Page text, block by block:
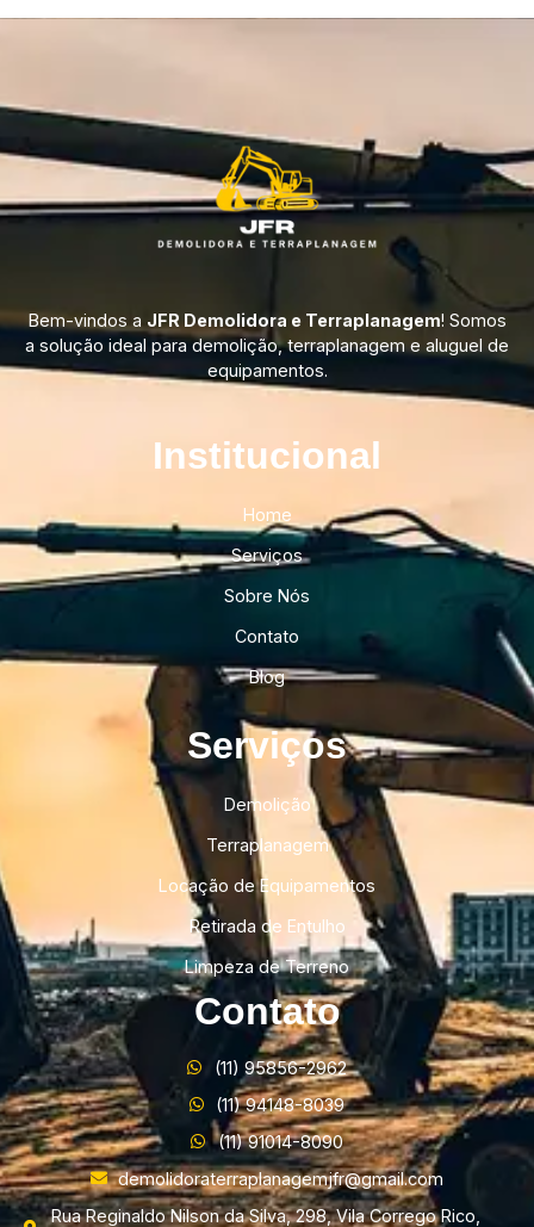
Bem-vindos a JFR Demolidora e Terraplanagem! Somos
a solução ideal para demolição, terraplanagem e aluguel de
equipamentos.
Institucional​
Home
Serviços
Sobre Nós
Contato
Blog
Serviços
Demolição
Terraplanagem
Locação de Equipamentos
Retirada de Entulho
Limpeza de Terreno
Contato
(11) 95856-2962
(11) 94148-8039
(11) 91014-8090
demolidoraterraplanagemjfr@gmail.com
Rua Reginaldo Nilson da Silva, 298, Vila Corrego Rico,